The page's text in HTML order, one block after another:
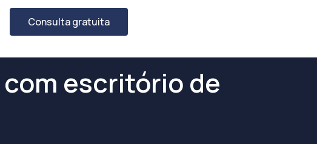
Consulta gratuita
escritório de